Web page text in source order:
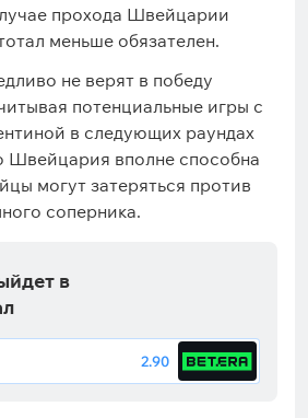
прохода Швейцарии
меньше обязателен.
не верят в победу
потенциальные игры с
в следующих раундах
Швейцария вполне способна
могут затеряться против
соперника.
в
2.90